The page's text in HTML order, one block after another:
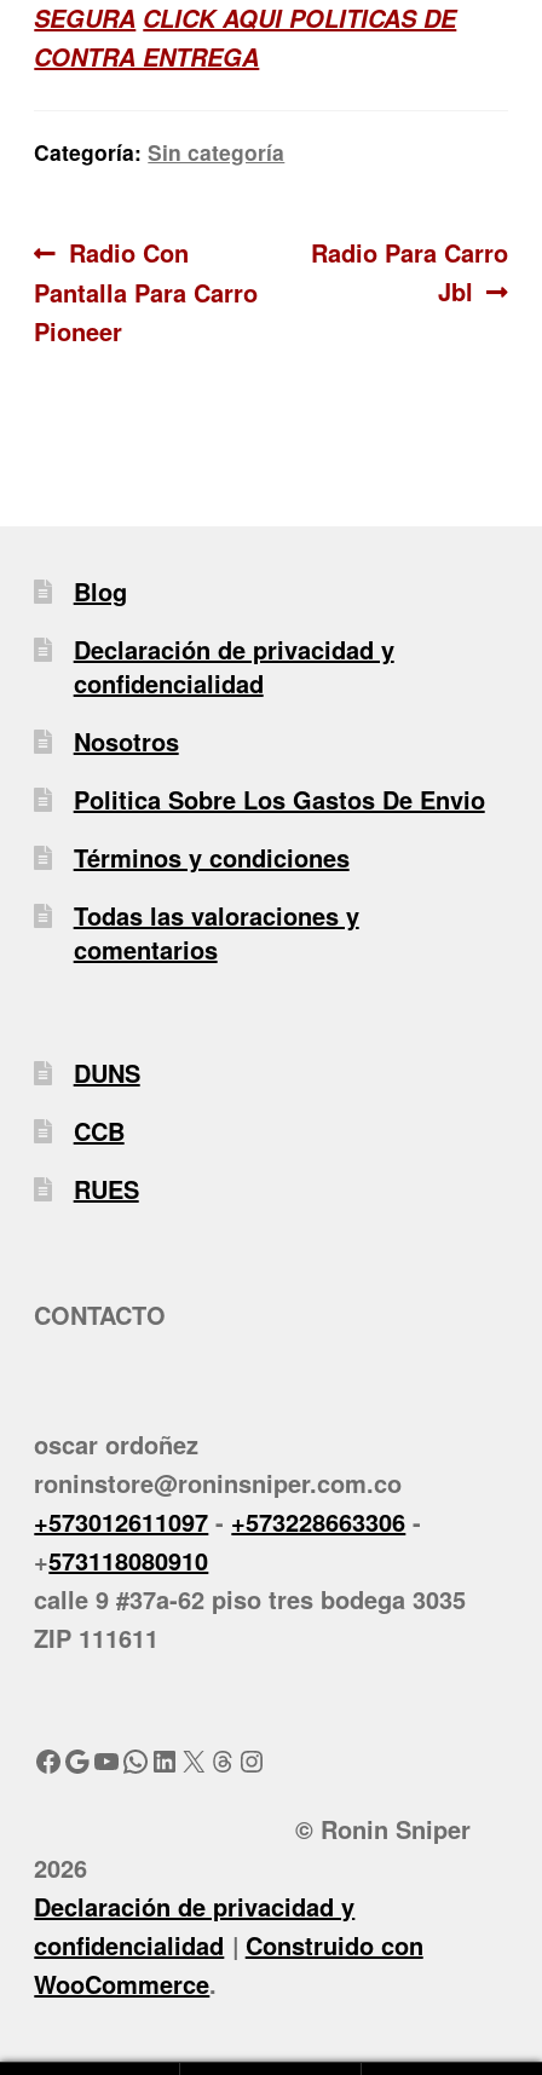
SEGURA CLICK AQUI POLITICAS DE
CONTRA ENTREGA
Categoría:Sin categoría
Navegación
de
Anterior:
Radio Con
Pantalla Para Carro
Pioneer
Siguiente:
Radio Para Carro
Jbl
Blog
Declaración de privacidad y
confidencialidad
Nosotros
Politica Sobre Los Gastos De Envio
Términos y condiciones
Todas las valoraciones y
comentarios
DUNS
CCB
RUES
CONTACTO
oscar ordoñez
roninstore@roninsniper.com.co
+573012611097 - +573228663306 -
+573118080910
calle 9 #37a-62 piso tres bodega 3035
ZIP 111611
Facebook
Google
YouTube
WhatsApp
LinkedIn
X Threads
Instagram
© Ronin Sniper
2026
Declaración de privacidad y
confidencialidad
Construido con
WooCommerce.